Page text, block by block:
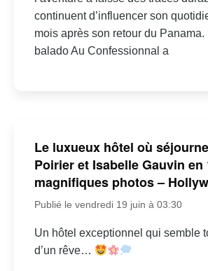
continuent d’influencer son
mois après son retour du Panama.
balado Au Confessionnal a
Le luxueux hôtel où
Poirier et Isabelle Gauvin en
magnifiques photos –
Publié le vendredi 19 juin à 03:30
Un hôtel exceptionnel qui semble
d’un rêve…